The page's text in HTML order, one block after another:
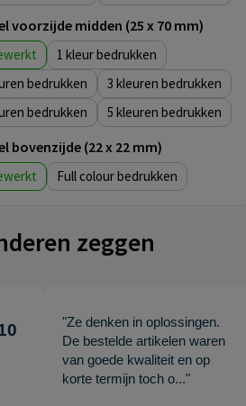
voorzijde midden (25 x 70 mm)
1
3
5
bovenzijde (22 x 22 mm)
Full colour
zeggen
"Ze denken in oplossingen.
De bestelde artikelen waren
van goede kwaliteit en op
korte termijn toch o..."